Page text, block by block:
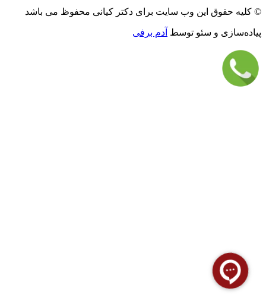
© کلیه حقوق این وب سایت برای دکتر کیانی محفوظ می باشد
پیاده‌سازی و سئو توسط آدم برفی